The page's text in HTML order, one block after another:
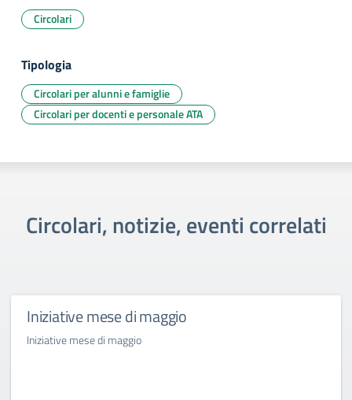
Circolari
Tipologia
Circolari per alunni e famiglie
Circolari per docenti e personale ATA
Circolari, notizie, eventi correlati
Iniziative mese di maggio
Iniziative mese di maggio